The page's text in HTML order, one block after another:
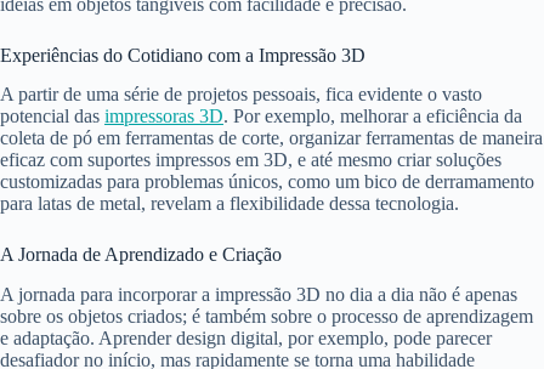
Experiências do Cotidiano com a Impressão 3D
A partir de uma série de projetos pessoais, fica evidente o vasto
potencial das impressoras 3D. Por exemplo, melhorar a eficiência da
coleta de pó em ferramentas de corte, organizar ferramentas de maneira
eficaz com suportes impressos em 3D, e até mesmo criar soluções
customizadas para problemas únicos, como um bico de derramamento
para latas de metal, revelam a flexibilidade dessa tecnologia.
A Jornada de Aprendizado e Criação
A jornada para incorporar a impressão 3D no dia a dia não é apenas
sobre os objetos criados; é também sobre o processo de aprendizagem
e adaptação. Aprender design digital, por exemplo, pode parecer
desafiador no início, mas rapidamente se torna uma habilidade